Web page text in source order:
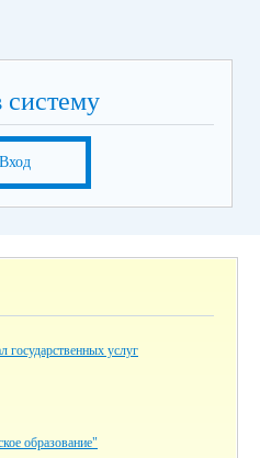
систему
Вход
государственных услуг
образование"